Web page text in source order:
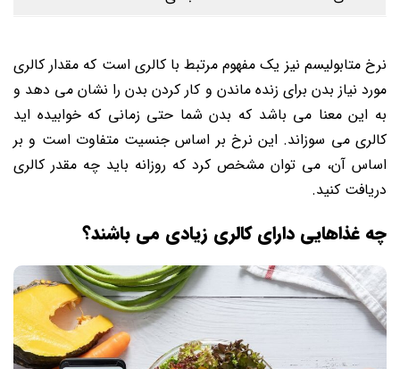
نرخ متابولیسم نیز یک مفهوم مرتبط با کالری است که مقدار کالری
مورد نیاز بدن برای زنده ماندن و کار کردن بدن را نشان می ‌دهد و
به این معنا می باشد که بدن شما حتی زمانی که خوابیده اید
کالری می سوزاند. این نرخ بر اساس جنسیت متفاوت است و بر
اساس آن، می ‌توان مشخص کرد که روزانه باید چه مقدر کالری
دریافت کنید.
چه غذاهایی دارای کالری زیادی می باشند؟